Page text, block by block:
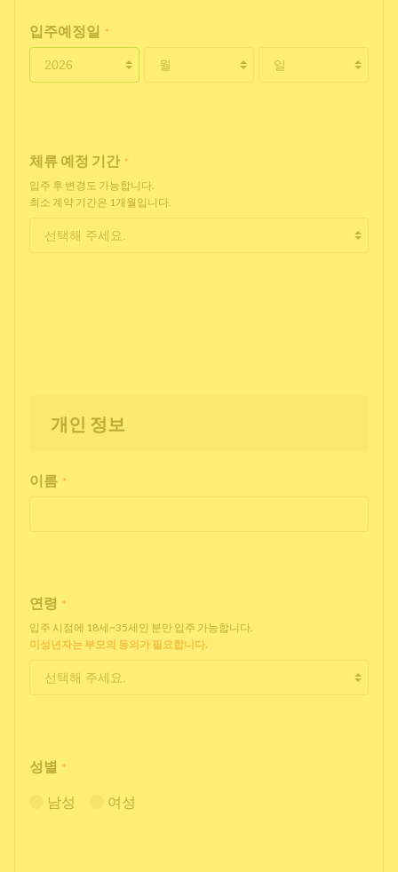
입주예정일 *
체류 예정 기간 *
입주 후 변경도 가능합니다.
최소 계약 기간은 1개월입니다.
개인 정보
이름 *
연령 *
입주 시점에 18세~35세인 분만 입주 가능합니다.
미성년자는 부모의 동의가 필요합니다.
성별 *
남성 여성